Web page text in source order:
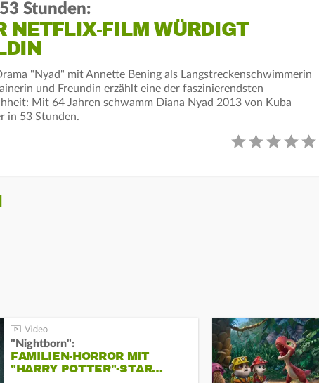
Stunden:
NETFLIX-FILM WÜRDIGT
"Nyad" mit Annette Bening als Langstreckenschwimmerin
und Freundin erzählt eine der faszinierendsten
Mit 64 Jahren schwamm Diana Nyad 2013 von Kuba
in 53 Stunden.
"Nightborn":
FAMILIEN-HORROR MIT
"HARRY POTTER"-STAR…